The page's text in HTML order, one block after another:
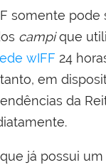
somente pode
campique
wIFF 24
em
da
já possui um